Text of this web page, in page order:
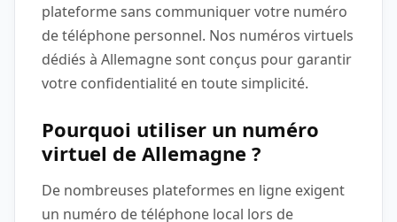
plateforme sans communiquer votre numéro
de téléphone personnel. Nos numéros virtuels
dédiés à Allemagne sont conçus pour garantir
votre confidentialité en toute simplicité.
Pourquoi utiliser un numéro
virtuel de Allemagne ?
De nombreuses plateformes en ligne exigent
un numéro de téléphone local lors de